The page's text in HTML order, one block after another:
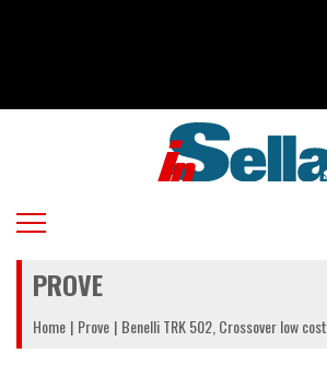
PROVE
Home Prove Benelli TRK 502, Crossover low cost